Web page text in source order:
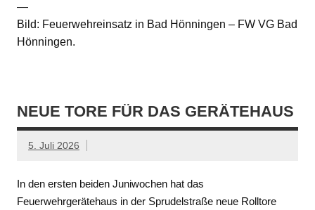
—
Bild: Feuerwehreinsatz in Bad Hönningen – FW VG Bad
Hönningen.
NEUE TORE FÜR DAS GERÄTEHAUS
5. Juli 2026
In den ersten beiden Juniwochen hat das
Feuerwehrgerätehaus in der Sprudelstraße neue Rolltore